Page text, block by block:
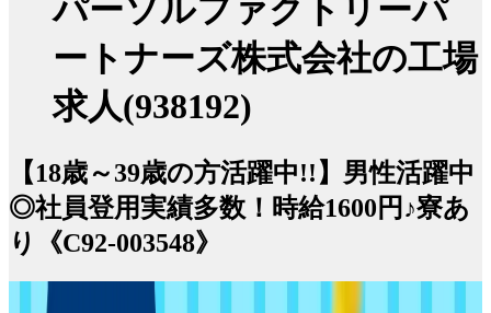
パーソルファクトリーパ
ートナーズ株式会社の工場
求人(938192)
【18歳～39歳の方活躍中!!】男性活躍中
◎社員登用実績多数！時給1600円♪寮あ
り《C92-003548》